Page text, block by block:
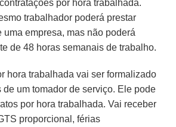
por hora trabalhada.
trabalhador poderá prestar
uma empresa, mas não poderá
de 48 horas semanais de trabalho.
hora trabalhada vai ser formalizado
de um tomador de serviço. Ele pode
por hora trabalhada. Vai receber
proporcional, férias